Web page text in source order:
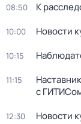
08:50 К
10:00 Новости
10:15
11:15
с
12:30 Новости